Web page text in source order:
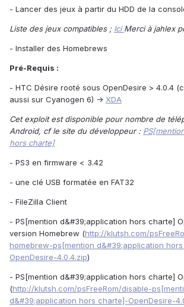
- Lancer des jeux à partir du HDD de la
Liste des jeux compatibles ; IciMerci à jahlex
- Installer des Homebrews
Pré-Requis :
- HTC Désire rooté sous OpenDesire > 4.0.4
aussi sur Cyanogen 6) -> XDA
Cet exploit est disponible pour nombre de
Android, cf le site du développeur :
hors charte]
- PS3 en firmware < 3.42
- une clé USB formatée en FAT32
- FileZilla Client
- PS[mention d&#39;application hors charte]
version Homebrew (http://klutsh.com/
homebrew-ps[mention d&#39;application
OpenDesire-4.0.4.zip)
- PS[mention d&#39;application hors charte]
(http://klutsh.com/psFreeRom/disable-
d&#39;application hors charte]-OpenDesire-